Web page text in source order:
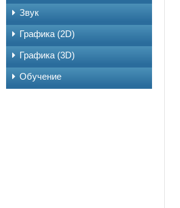
Звук
Графика (2D)
Графика (3D)
Обучение